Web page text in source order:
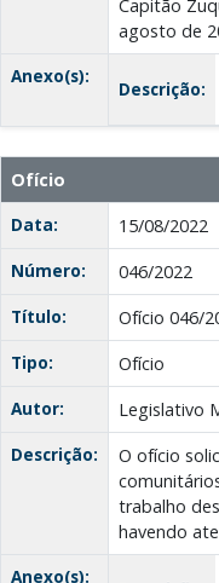
Capitão
agosto de
Anexo(s):
Descrição:
Ofício
Data:
15/08/2022
Número:
046/2022
Título:
Ofício 046/
Tipo:
Ofício
Autor:
Legislativo
Descrição:
O ofício
trabalho
havendo
Anexo(s):